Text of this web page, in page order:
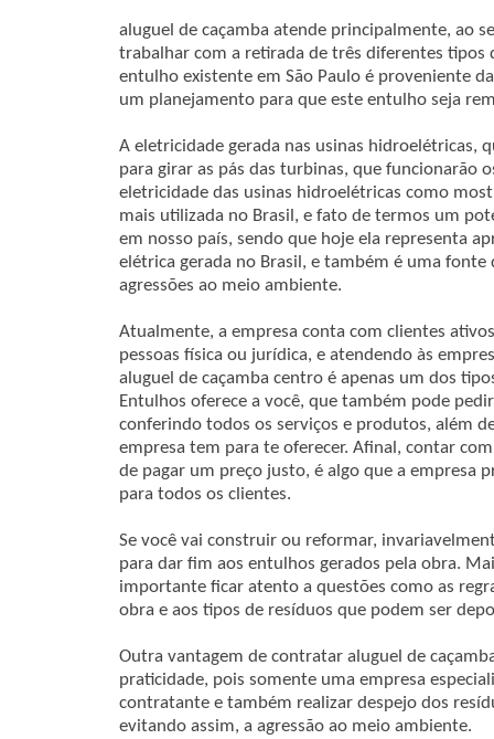
aluguel de caçamba atende principalmente, ao
trabalhar com a retirada de três diferentes
entulho existente em São Paulo é proveniente
um planejamento para que este entulho seja
A eletricidade gerada nas usinas hidroelétricas,
para girar as pás das turbinas, que funcionarão
eletricidade das usinas hidroelétricas como
mais utilizada no Brasil, e fato de termos um
em nosso país, sendo que hoje ela representa
elétrica gerada no Brasil, e também é uma fonte
agressões ao meio ambiente.
Atualmente, a empresa conta com clientes
pessoas física ou jurídica, e atendendo às
aluguel de caçamba centro é apenas um dos
Entulhos oferece a você, que também pode
conferindo todos os serviços e produtos, além
empresa tem para te oferecer. Afinal, contar
de pagar um preço justo, é algo que a empresa
para todos os clientes.
Se você vai construir ou reformar,
para dar fim aos entulhos gerados pela obra.
importante ficar atento a questões como as
obra e aos tipos de resíduos que podem ser
Outra vantagem de contratar aluguel de
praticidade, pois somente uma empresa
contratante e também realizar despejo dos
evitando assim, a agressão ao meio ambiente.